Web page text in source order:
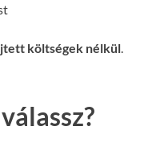
költségek nélkül